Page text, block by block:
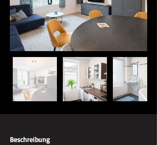
Beschreibung